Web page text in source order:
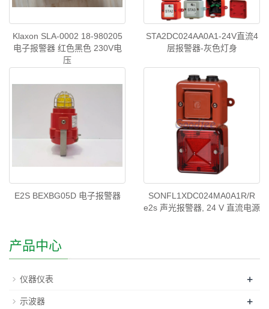
Klaxon SLA-0002 18-980205
电子报警器 红色黑色 230V电
压
STA2DC024AA0A1-24V直流4
层报警器-灰色灯身
E2S BEXBG05D 电子报警器
SONFL1XDC024MA0A1R/R
e2s 声光报警器, 24 V 直流电源
产品中心
仪器仪表 +
示波器 +